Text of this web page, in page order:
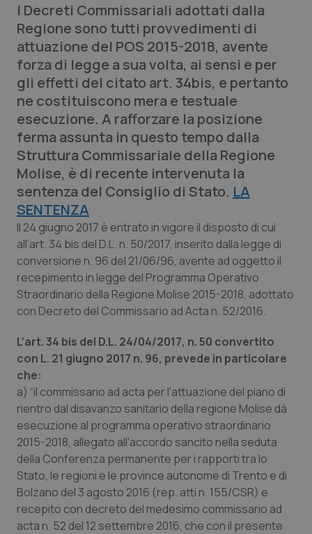
Scienza e Farmaci
Studi e Analisi
Lettere al direttore
Edizioni Regionali
QS Pro
Professionisti Sanitari.AI
Abruzzo
Basilicata
Calabria
Campania
Emilia-Romagna
Friuli Venezia Giulia
Lazio
Liguria
Lombardia
QS Pro Gold
Artrite & artrosi
Asma & BPCO
Car-T
Colesterolo & coronaropatie
Dermatite Atopica
Diabete & glucometri
Disturbi dell’umore
Dolore
QS Club Newsletter
I Decreti Commissariali adottati dalla
Regione sono tutti provvedimenti di
attuazione del POS 2015-2018, avente
forza di legge a sua volta, ai sensi e per
gli effetti del citato art. 34bis, e pertanto
ne costituiscono mera e testuale
esecuzione. A rafforzare la posizione
ferma assunta in questo tempo dalla
Struttura Commissariale della Regione
Molise, è di recente intervenuta la
sentenza del Consiglio di Stato. LA
SENTENZA
Il 24 giugno 2017 è entrato in vigore il disposto di cui
all’art. 34 bis del D.L. n. 50/2017, inserito dalla legge di
conversione n. 96 del 21/06/96, avente ad oggetto il
recepimento in legge del Programma Operativo
Straordinario della Regione Molise 2015-2018, adottato
con Decreto del Commissario ad Acta n. 52/2016.
L’art. 34 bis del D.L. 24/04/2017, n. 50 convertito
con L. 21 giugno 2017 n. 96, prevede in particolare
che:
a) “il commissario ad acta per l'attuazione del piano di
rientro dal disavanzo sanitario della regione Molise dà
esecuzione al programma operativo straordinario
2015-2018, allegato all'accordo sancito nella seduta
della Conferenza permanente per i rapporti tra lo
Stato, le regioni e le province autonome di Trento e di
Bolzano del 3 agosto 2016 (rep. atti n. 155/CSR) e
recepito con decreto del medesimo commissario ad
acta n. 52 del 12 settembre 2016, che con il presente